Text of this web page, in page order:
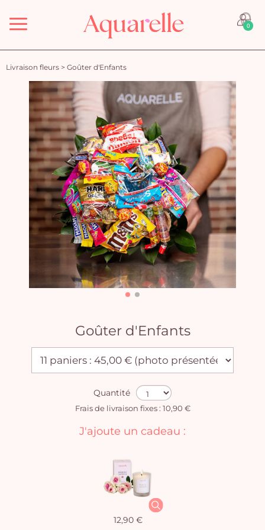
Menu 0
Livraison fleurs > Goûter d'Enfants
Goûter d'Enfants
Quantité
Frais de livraison fixes : 10,90 €
J'ajoute un cadeau :
12,90 €